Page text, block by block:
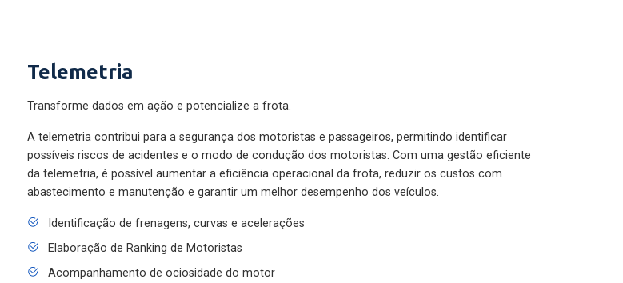
Telemetria
Transforme dados em ação e potencialize a frota.
A telemetria contribui para a segurança dos motoristas e passageiros, permitindo identificar
possíveis riscos de acidentes e o modo de condução dos motoristas. Com uma gestão eficiente
da telemetria, é possível aumentar a eficiência operacional da frota, reduzir os custos com
abastecimento e manutenção e garantir um melhor desempenho dos veículos.
Identificação de frenagens, curvas e acelerações
Elaboração de Ranking de Motoristas
Acompanhamento de ociosidade do motor